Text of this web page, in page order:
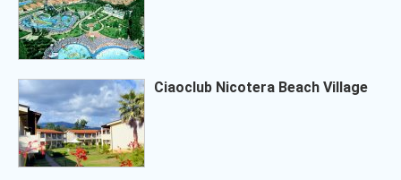
Ciaoclub Nicotera Beach Village